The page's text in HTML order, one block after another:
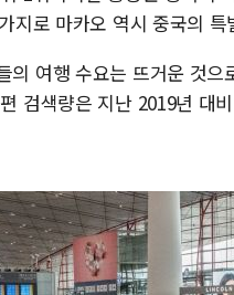
지로 마카오 역시 중국의 특
의 여행 수요는 뜨거운 것
검색량은 지난 2019년 대